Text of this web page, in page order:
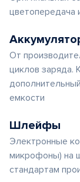
цветопередача
От
циклов заряда.
емкости
Шлейфы
Электронные
микрофоны) на
стандартам